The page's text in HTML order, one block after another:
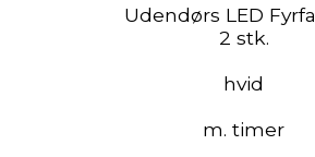
Udendørs LED
2 stk.
hvid
m. timer